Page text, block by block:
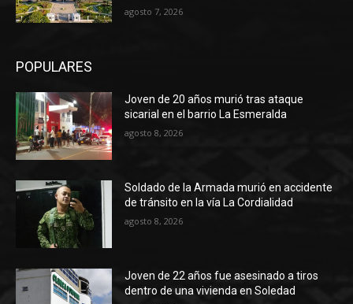
agosto 7, 2026
POPULARES
Joven de 20 años murió tras ataque
sicarial en el barrio La Esmeralda
agosto 8, 2026
Soldado de la Armada murió en accidente
de tránsito en la vía La Cordialidad
agosto 8, 2026
Joven de 22 años fue asesinado a tiros
dentro de una vivienda en Soledad